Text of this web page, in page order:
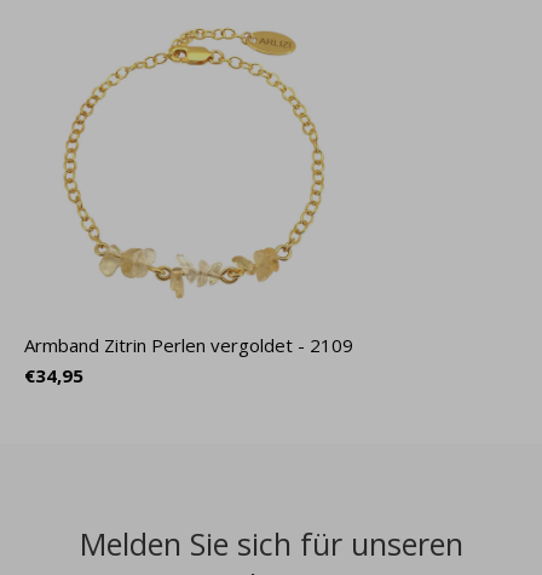
Armband Zitrin Perlen vergoldet - 2109
€34,95
Melden Sie sich für unseren